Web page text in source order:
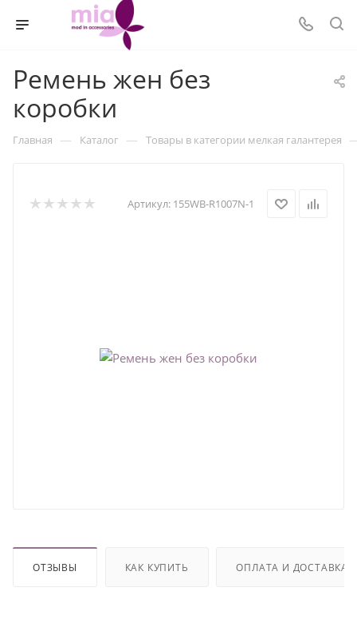
Ремень жен без
коробки
Главная — Каталог — Товары в категории мелкая галантерея
Артикул: 155WB-R1007N-1
ОТЗЫВЫ КАК КУПИТЬ ОПЛАТА И ДОСТАВКА